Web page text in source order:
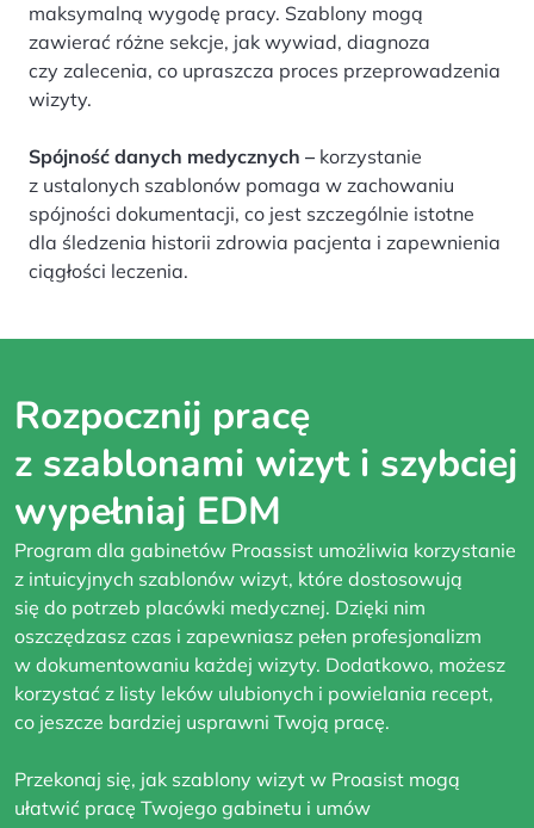
maksymalną wygodę pracy. Szablony mogą
zawierać różne sekcje, jak wywiad, diagnoza
czy zalecenia, co upraszcza proces przeprowadzenia
wizyty.
Spójność danych medycznych – korzystanie
z ustalonych szablonów pomaga w zachowaniu
spójności dokumentacji, co jest szczególnie istotne
dla śledzenia historii zdrowia pacjenta i zapewnienia
ciągłości leczenia.
Rozpocznij pracę
z szablonami wizyt i szybciej
wypełniaj EDM
Program dla gabinetów Proassist umożliwia korzystanie
z intuicyjnych szablonów wizyt, które dostosowują
się do potrzeb placówki medycznej. Dzięki nim
oszczędzasz czas i zapewniasz pełen profesjonalizm
w dokumentowaniu każdej wizyty. Dodatkowo, możesz
korzystać z listy leków ulubionych i powielania recept,
co jeszcze bardziej usprawni Twoją pracę.
Przekonaj się, jak szablony wizyt w Proasist mogą
ułatwić pracę Twojego gabinetu i umów